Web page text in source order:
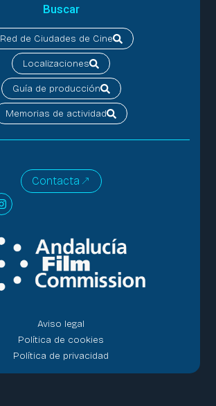
Buscar
Red de Ciudades de Cine
Localizaciones
Guía de producción
Memorias de actividad
Contacta
Aviso legal
Política de cookies
Política de privacidad